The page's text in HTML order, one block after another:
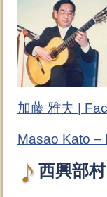
加藤 雅夫 |
Masao Kato –
西興部